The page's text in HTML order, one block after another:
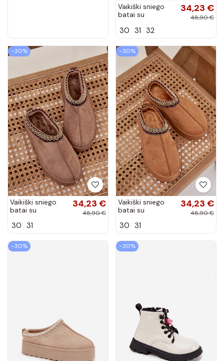
Vaikiški sniego
batai su
siuvinėjimu
spalvos Jolisse
34,23 €
48,90 €
30 31 32
−30%
Vaikiški sniego
batai su
siuvinėjimu chaki
34,23 €
48,90 €
30 31
−30%
Vaikiški sniego
batai su
siuvinėjimu rudos
34,23 €
48,90 €
30 31
−30% −30%